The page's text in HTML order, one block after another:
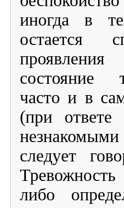
иногда в
остается
состояние
часто и в
(при
следует
либо